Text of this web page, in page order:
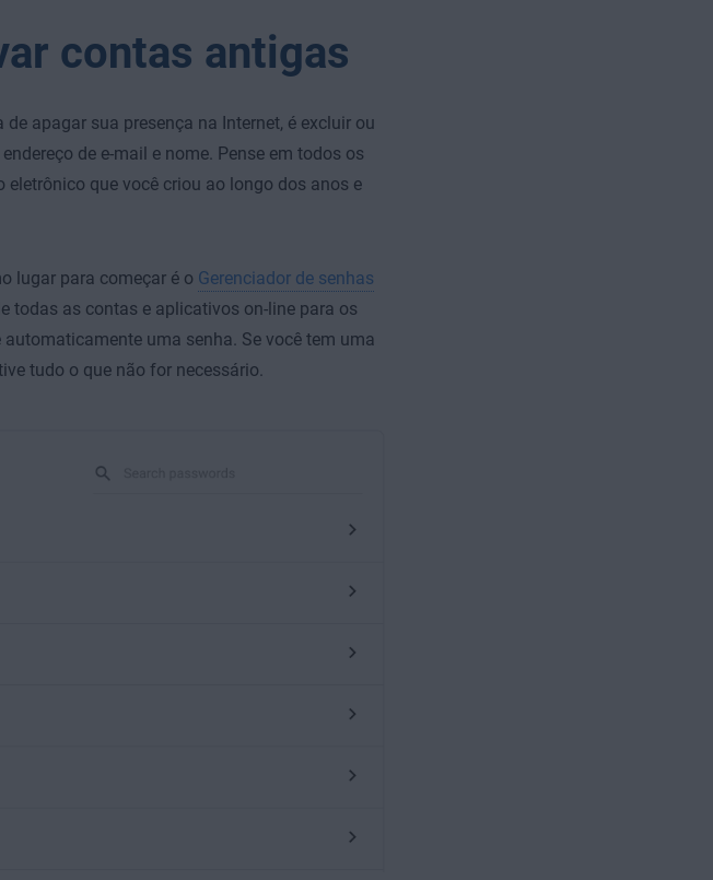
contas antigas
apagar sua presença na Internet, é excluir ou
de e-mail e nome. Pense em todos os
eletrônico que você criou ao longo dos anos e
lugar para começar é o Gerenciador de senhas
todas as contas e aplicativos on-line para os
uma senha. Se você tem uma
tudo o que não for necessário.